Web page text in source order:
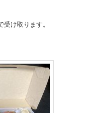
け取ります。